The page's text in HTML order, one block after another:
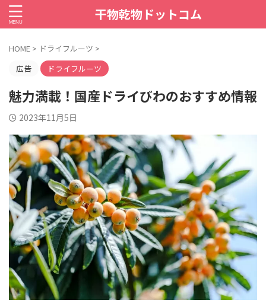
干物乾物ドットコム
HOME > ドライフルーツ >
広告
ドライフルーツ
魅力満載！国産ドライびわのおすすめ情報
2023年11月5日